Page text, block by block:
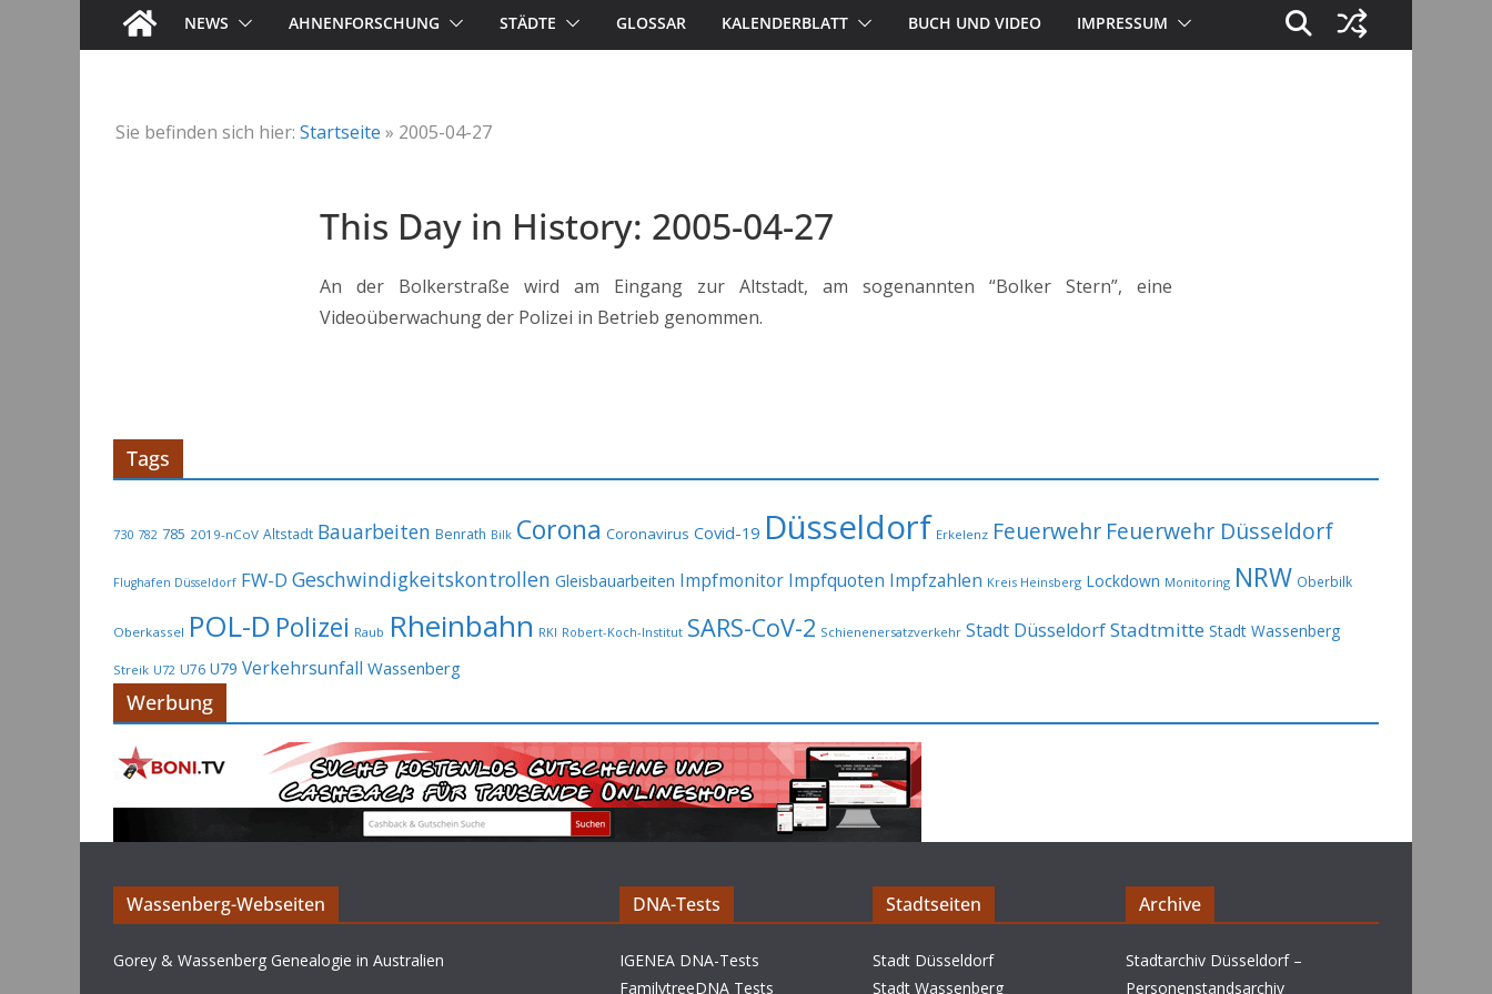
NEWS AHNENFORSCHUNG STÄDTE GLOSSAR KALENDERBLATT BUCH UND VIDEO IMPRESSUM
Sie befinden sich hier: Startseite » 2005-04-27
This Day in History: 2005-04-27
An der Bolkerstraße wird am Eingang zur Altstadt, am sogenannten “Bolker Stern”, eine
Videoüberwachung der Polizei in Betrieb genommen.
Tags
730 782 785 2019-nCoV Altstadt Bauarbeiten Benrath Bilk Corona Coronavirus Covid-19 Düsseldorf Erkelenz Feuerwehr Feuerwehr Düsseldorf
Flughafen Düsseldorf FW-D Geschwindigkeitskontrollen Gleisbauarbeiten Impfmonitor Impfquoten Impfzahlen Kreis Heinsberg Lockdown Monitoring NRW Oberbilk
Oberkassel POL-D Polizei Raub Rheinbahn RKI Robert-Koch-Institut SARS-CoV-2 Schienenersatzverkehr Stadt DüsseldorfStadtmitte Stadt Wassenberg
Streik U72 U76 U79 Verkehrsunfall Wassenberg
Werbung
Wassenberg-Webseiten
Gorey & Wassenberg Genealogie in Australien
DNA-Tests
IGENEA DNA-Tests
FamilytreeDNA Tests
Stadtseiten
Stadt Düsseldorf
Stadt Wassenberg
Archive
Stadtarchiv Düsseldorf –
Personenstandsarchiv